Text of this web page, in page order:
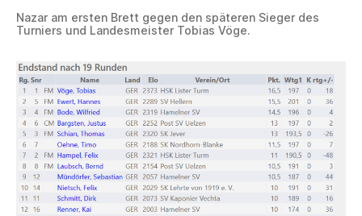
Nazar am ersten Brett gegen den späteren Sieger des
Turniers und Landesmeister Tobias Vöge.